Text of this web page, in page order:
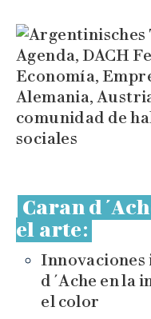
Caran
el arte:
Innovaciones
d´Ache en la
el color